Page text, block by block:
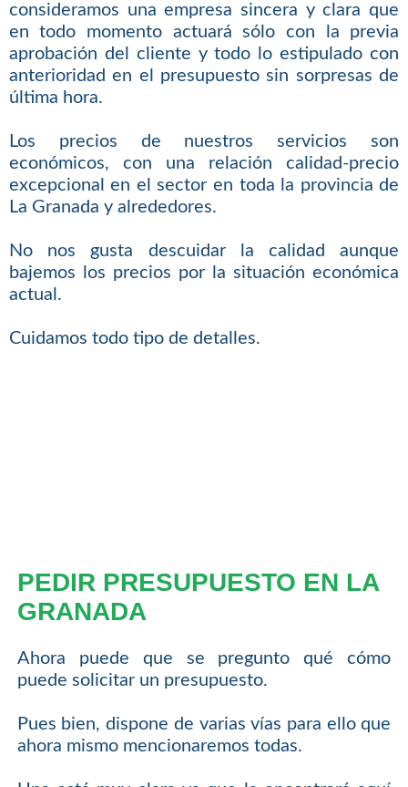
consideramos una empresa sincera y clara que
en todo momento actuará sólo con la previa
aprobación del cliente y todo lo estipulado con
anterioridad en el presupuesto sin sorpresas de
última hora.
Los precios de nuestros servicios son
económicos, con una relación calidad-precio
excepcional en el sector en toda la provincia de
La Granada y alrededores.
No nos gusta descuidar la calidad aunque
bajemos los precios por la situación económica
actual.
Cuidamos todo tipo de detalles.
PEDIR PRESUPUESTO EN LA
GRANADA
Ahora puede que se pregunto qué cómo
puede solicitar un presupuesto.
Pues bien, dispone de varias vías para ello que
ahora mismo mencionaremos todas.